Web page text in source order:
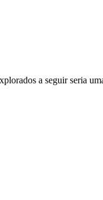
a seguir seria